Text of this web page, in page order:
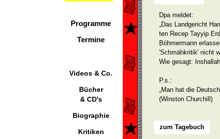
Programme
Termine
Videos & Co.
Bücher
& CD's
Biographie
Kritiken
Dpa meldet:
„Das Landgericht
ten Recep Tayyip
Böhmermann
'Schmähkritik' nicht
Wie gesagt:
P.s.:
„Man hat die
(Winston Churchill)
zum Tagebuch